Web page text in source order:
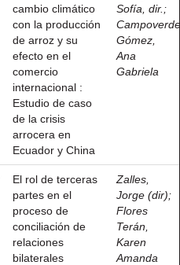
cambio climático
con la producción
de arroz y su
efecto en el
comercio
internacional :
Estudio de caso
de la crisis
arrocera en
Ecuador y China
Sofía, dir. ;
Campoverde
Gómez,
Ana
Gabriela
El rol de terceras
partes en el
proceso de
conciliación de
relaciones
bilaterales
Zalles,
Jorge (dir);
Flores
Terán,
Karen
Amanda